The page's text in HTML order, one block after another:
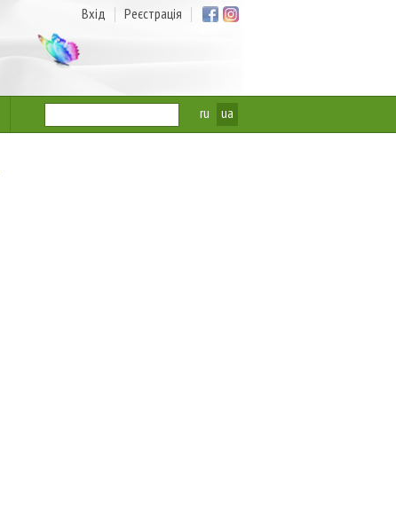
Вхід Реєстрація
ru ua